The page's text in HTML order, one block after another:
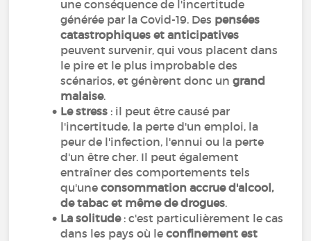
une conséquence de l'incertitude
générée par la Covid-19. Des pensées
catastrophiques et anticipatives
peuvent survenir, qui vous placent dans
le pire et le plus improbable des
scénarios, et génèrent donc ungrand
malaise.
Le stress : il peut être causé par
l'incertitude, la perte d'un emploi, la
peur de l'infection, l'ennui ou la perte
d'un être cher. Il peut également
entraîner des comportements tels
qu'uneconsommation accrue d'alcool,
de tabac et même de drogues.
La solitude: c'est particulièrement le cas
dans les pays où leconfinement est